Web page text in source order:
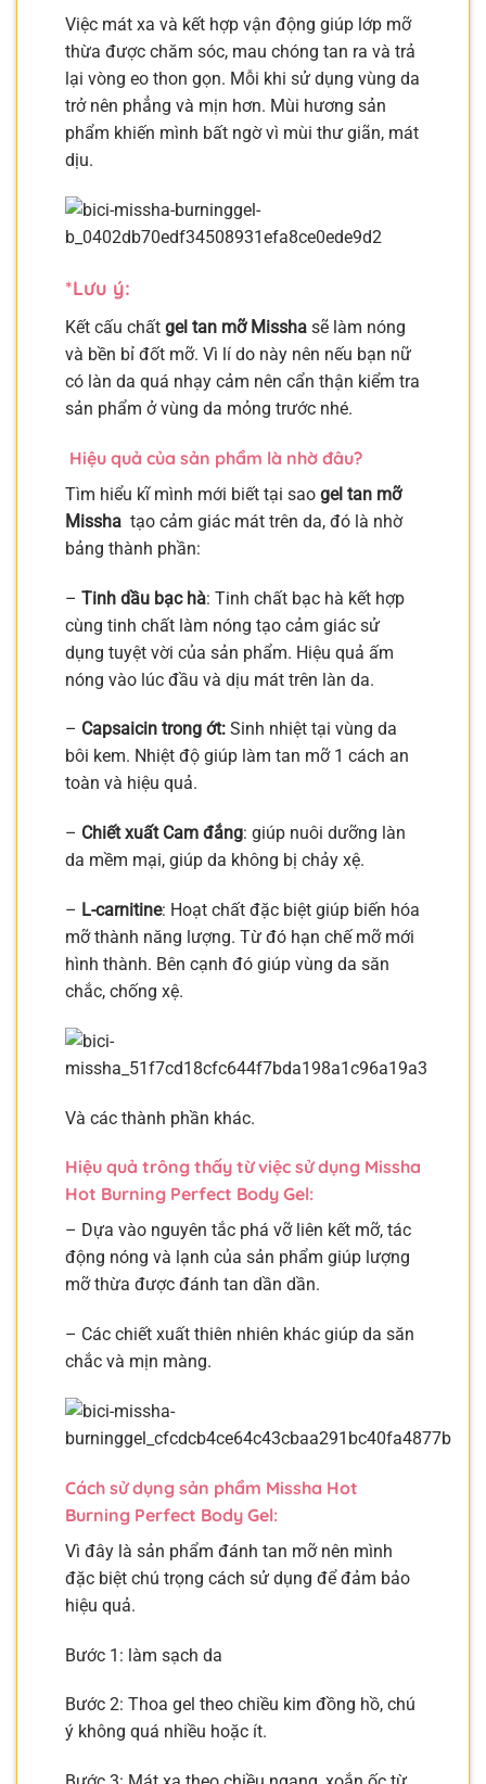
Việc mát xa và kết hợp vận động giúp lớp mỡ
thừa được chăm sóc, mau chóng tan ra và trả
lại vòng eo thon gọn. Mỗi khi sử dụng vùng da
trở nên phẳng và mịn hơn. Mùi hương sản
phẩm khiến mình bất ngờ vì mùi thư giãn, mát
dịu.
*Lưu ý:
Kết cấu chất gel tan mỡ Missha sẽ làm nóng
và bền bỉ đốt mỡ. Vì lí do này nên nếu bạn nữ
có làn da quá nhạy cảm nên cẩn thận kiểm tra
sản phẩm ở vùng da mỏng trước nhé.
Hiệu quả của sản phẩm là nhờ đâu?
Tìm hiểu kĩ mình mới biết tại sao gel tan mỡ
Missha tạo cảm giác mát trên da, đó là nhờ
bảng thành phần:
– Tinh dầu bạc hà: Tinh chất bạc hà kết hợp
cùng tinh chất làm nóng tạo cảm giác sử
dụng tuyệt vời của sản phẩm. Hiệu quả ấm
nóng vào lúc đầu và dịu mát trên làn da.
– Capsaicin trong ớt: Sinh nhiệt tại vùng da
bôi kem. Nhiệt độ giúp làm tan mỡ 1 cách an
toàn và hiệu quả.
– Chiết xuất Cam đắng: giúp nuôi dưỡng làn
da mềm mại, giúp da không bị chảy xệ.
– L-carnitine: Hoạt chất đặc biệt giúp biến hóa
mỡ thành năng lượng. Từ đó hạn chế mỡ mới
hình thành. Bên cạnh đó giúp vùng da săn
chắc, chống xệ.
Và các thành phần khác.
Hiệu quả trông thấy từ việc sử dụng Missha
Hot Burning Perfect Body Gel:
– Dựa vào nguyên tắc phá vỡ liên kết mỡ, tác
động nóng và lạnh của sản phẩm giúp lượng
mỡ thừa được đánh tan dần dần.
– Các chiết xuất thiên nhiên khác giúp da săn
chắc và mịn màng.
Cách sử dụng sản phẩm Missha Hot
Burning Perfect Body Gel:
Vì đây là sản phẩm đánh tan mỡ nên mình
đặc biệt chú trọng cách sử dụng để đảm bảo
hiệu quả.
Bước 1: làm sạch da
Bước 2: Thoa gel theo chiều kim đồng hồ, chú
ý không quá nhiều hoặc ít.